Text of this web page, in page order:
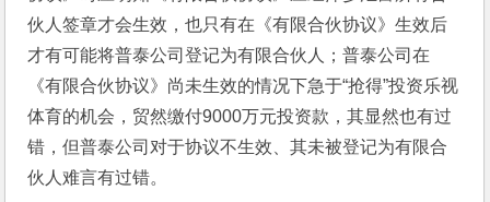
伙人签章才会生效，也只有在《有限合伙协议》生效后
才有可能将普泰公司登记为有限合伙人；普泰公司在
《有限合伙协议》尚未生效的情况下急于“抢得”投资乐视
体育的机会，贸然缴付9000万元投资款，其显然也有过
错，但普泰公司对于协议不生效、其未被登记为有限合
伙人难言有过错。